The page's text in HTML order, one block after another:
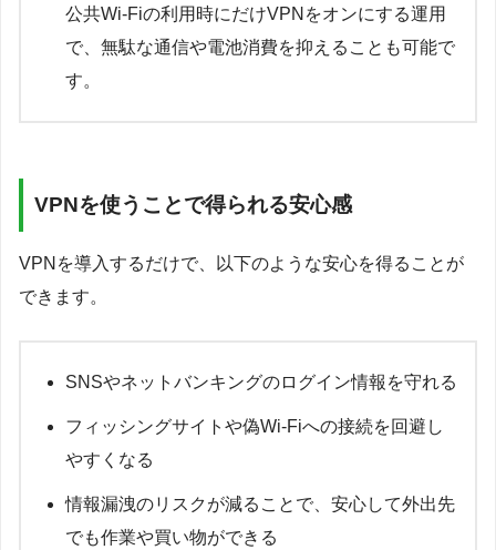
公共Wi-Fiの利用時にだけVPNをオンにする運用
で、無駄な通信や電池消費を抑えることも可能で
す。
VPNを使うことで得られる安心感
VPNを導入するだけで、以下のような安心を得ることが
できます。
SNSやネットバンキングのログイン情報を守れる
フィッシングサイトや偽Wi-Fiへの接続を回避し
やすくなる
情報漏洩のリスクが減ることで、安心して外出先
でも作業や買い物ができる